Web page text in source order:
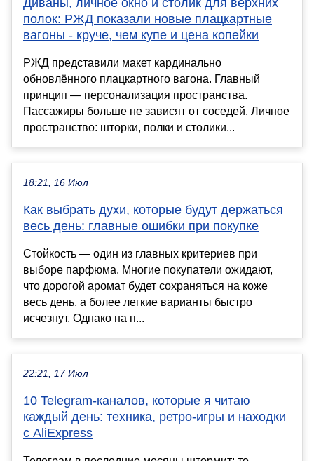
Диваны, личное окно и столик для верхних
полок: РЖД показали новые плацкартные
вагоны - круче, чем купе и цена копейки
РЖД представили макет кардинально
обновлённого плацкартного вагона. Главный
принцип — персонализация пространства.
Пассажиры больше не зависят от соседей. Личное
пространство: шторки, полки и столики...
18:21, 16 Июл
Как выбрать духи, которые будут держаться
весь день: главные ошибки при покупке
Стойкость — один из главных критериев при
выборе парфюма. Многие покупатели ожидают,
что дорогой аромат будет сохраняться на коже
весь день, а более легкие варианты быстро
исчезнут. Однако на п...
22:21, 17 Июл
10 Telegram-каналов, которые я читаю
каждый день: техника, ретро-игры и находки
с AliExpress